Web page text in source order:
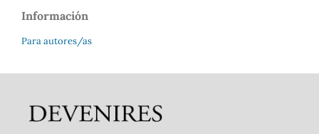
Información
Para autores/as